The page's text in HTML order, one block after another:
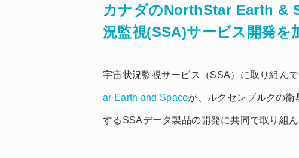
カナダのNorthStar Earth &
況監視(SSA)サービス開発を
宇宙状況監視サービス（SSA）に取り組ん
ar Earth and Spaceが、ルクセンブルクの衛
するSSAデータ製品の開発に共同で取り組